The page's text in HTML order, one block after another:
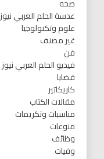
صحه
عدسة الحلم العربي نيوز
علوم وتكنولوجيا
غير مصنف
فن
فيديو الحلم العربي نيوز
قضايا
كاريكاتير
مقالات الكتاب
مناسبات وتكريمات
منوعات
وظائف
وفيات